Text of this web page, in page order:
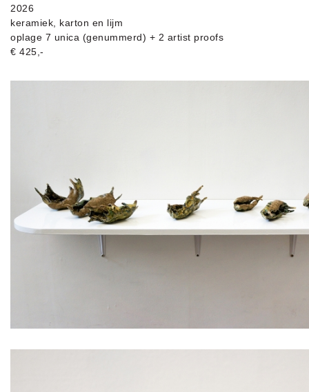
2026
keramiek, karton en lijm
oplage 7 unica (genummerd) + 2 artist proofs
€ 425,-